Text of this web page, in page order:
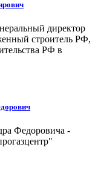
директор
строитель РФ,
РФ в
Федоровича -